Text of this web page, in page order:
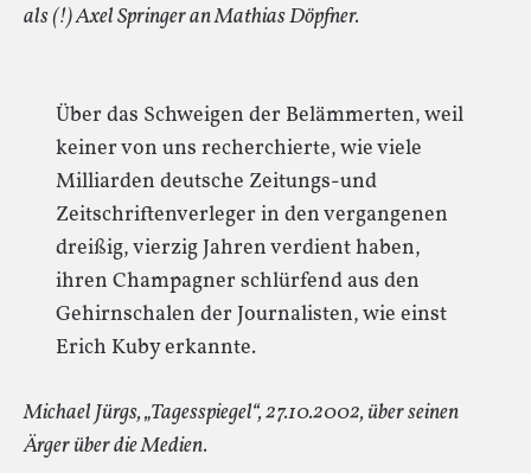
als (!) Axel Springer an Mathias Döpfner.
Über das Schweigen der Belämmerten, weil
keiner von uns recherchierte, wie viele
Milliarden deutsche Zeitungs-und
Zeitschriftenverleger in den vergangenen
dreißig, vierzig Jahren verdient haben,
ihren Champagner schlürfend aus den
Gehirnschalen der Journalisten, wie einst
Erich Kuby erkannte.
Michael Jürgs, „Tagesspiegel“, 27.10.2002, über seinen
Ärger über die Medien.